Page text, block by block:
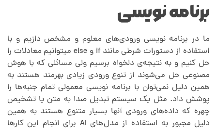
برنامه نویسی
ما در برنامه نویسی ورودی‌های معلوم و مشخص دازیم و با
استفاده از دستورات شرطی مانند if و else میتوانیم معادلات را
حل کنیم و به نتیجه‌ی دلخواه برسیم ولی مسائلی که با هوش
مصنوعی حل می‌شوند از تنوع ورودی زیادی بهرمند هستند به
همین دلیل نمی‌توان با برنامه نویسی معمولی تمام جنبه‌ها را
پوشش داد. مثل یک سیستم تبدیل صدا به متن یا تشخیص
چهره که داده‌های ورودی آنها بسیار متنوع هستند به همین
دلیل مجبور به استفاده از مدل‌های AI برای انجام این کارها